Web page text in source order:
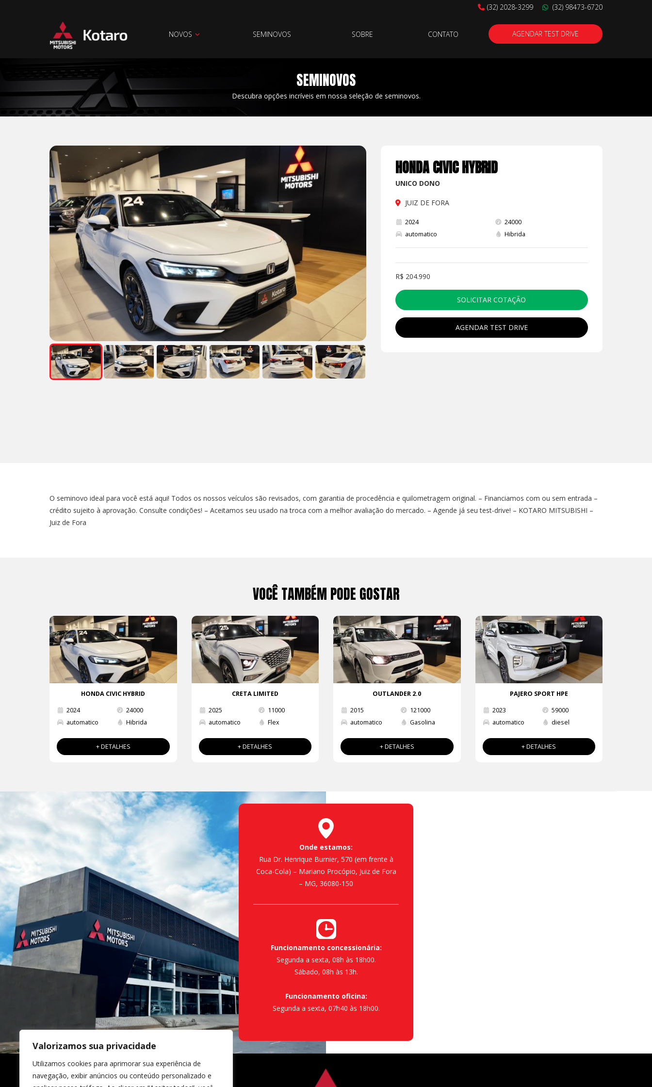
Valorizamos sua privacidade
Utilizamos cookies para aprimorar sua experiência de
navegação, exibir anúncios ou conteúdo personalizado e
(32) 2028-3299 (32) 98473-6720
NOVOS SEMINOVOS SOBRE CONTATO AGENDAR TEST DRIVE
SEMINOVOS
Descubra opções incríveis em nossa seleção de seminovos.
HONDA CIVIC HYBRID
UNICO DONO
JUIZ DE FORA
2024
automatico
24000
Hibrida
R$ 204.990
SOLICITAR COTAÇÃO
AGENDAR TEST DRIVE
O seminovo ideal para você está aqui! Todos os nossos veículos são revisados, com garantia de procedência e quilometragem original. – Financiamos com ou sem entrada –
crédito sujeito à aprovação. Consulte condições! – Aceitamos seu usado na troca com a melhor avaliação do mercado. – Agende já seu test-drive! – KOTARO MITSUBISHI –
Juiz de Fora
VOCÊ TAMBÉM PODE GOSTAR
HONDA CIVIC HYBRID
2024
automatico
24000
Hibrida
+ DETALHES
CRETA LIMITED
2025
automatico
11000
Flex
+ DETALHES
OUTLANDER 2.0
2015
automatico
121000
Gasolina
+ DETALHES
PAJERO SPORT HPE
2023
automatico
59000
diesel
+ DETALHES
Onde estamos:
Rua Dr. Henrique Burnier, 570 (em frente à
Coca-Cola) – Mariano Procópio, Juiz de Fora
– MG, 36080-150
Funcionamento concessionária:
Segunda a sexta, 08h às 18h00.
Sábado, 08h às 13h.
Funcionamento oficina:
Segunda a sexta, 07h40 às 18h00.